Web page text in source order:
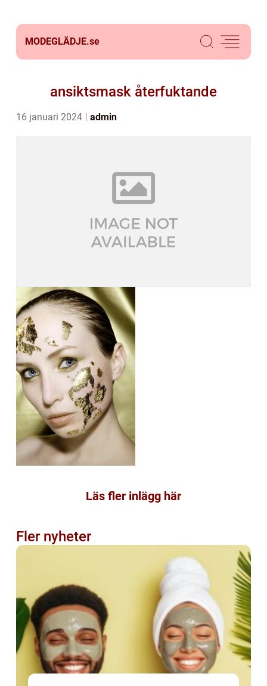
MODEGLÄDJE.se
ansiktsmask återfuktande
16 januari 2024 admin
Läs fler inlägg här
Fler nyheter